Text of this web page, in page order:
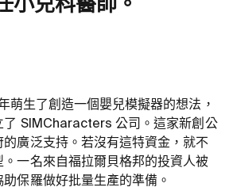
小兒科醫師。
萌生了創造一個嬰兒模擬器的想法，
了 SIMCharacters 公司。這家新創公
的廣泛支持。若沒有這特資金，就不
。一名來自福拉爾貝格邦的投資人被
保羅做好批量生產的準備。